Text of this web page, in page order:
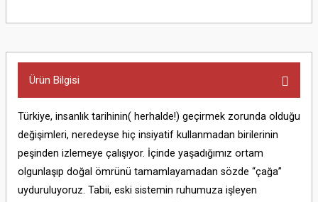
Ürün Bilgisi
Türkiye, insanlık tarihinin( herhalde!) geçirmek zorunda olduğu
değişimleri, neredeyse hiç insiyatif kullanmadan birilerinin
peşinden izlemeye çalışıyor. İçinde yaşadığımız ortam
olgunlaşıp doğal ömrünü tamamlayamadan sözde “çağa”
uyduruluyoruz. Tabii, eski sistemin ruhumuza işleyen